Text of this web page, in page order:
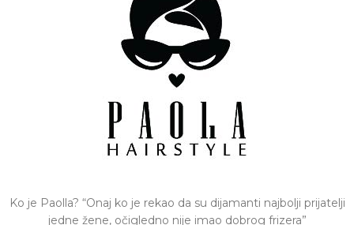
Ko je Paolla? “Onaj ko je rekao da su dijamanti najbolji prijatelji
jedne žene, očigledno nije imao dobrog frizera”